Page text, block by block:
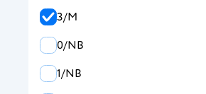
3/M
0/NB
1/NB